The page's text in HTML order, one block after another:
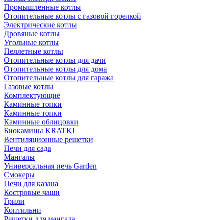
Промышленные котлы
Отопительные котлы с газовой горелкой
Электрические котлы
Дровяные котлы
Угольные котлы
Пеллетные котлы
Отопительные котлы для дачи
Отопительные котлы для дома
Отопительные котлы для гаража
Газовые котлы
Комплектующие
Каминные топки
Каминные топки
Каминные облицовки
Биокамины KRATKI
Вентиляционные решетки
Печи для сада
Мангалы
Универсальная печь Garden
Смокеры
Печи для казана
Костровые чаши
Грили
Коптильни